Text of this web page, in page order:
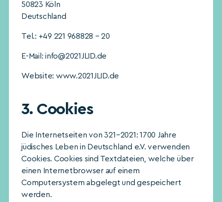
50823 Köln
Deutschland
Tel.: +49 221 968828 – 20
E-Mail: info@2021JLID.de
Website: www.2021JLID.de
3. Cookies
Die Internetseiten von 321–2021: 1700 Jahre
jüdisches Leben in Deutschland e.V. verwenden
Cookies. Cookies sind Textdateien, welche über
einen Internetbrowser auf einem
Computersystem abgelegt und gespeichert
werden.